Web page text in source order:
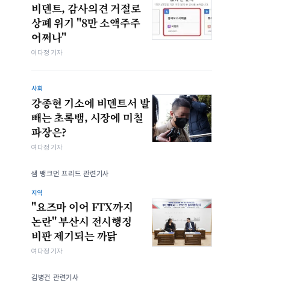
비덴트, 감사의견 거절로
상폐 위기 "8만 소액주주
어쩌나"
여다정 기자
사회
강종현 기소에 비덴트서 발
빼는 초록뱀, 시장에 미칠
파장은?
여다정 기자
샘 뱅크먼 프리드 관련기사
지역
"요즈마 이어 FTX까지
논란" 부산시 전시행정
비판 제기되는 까닭
여다정 기자
김병건 관련기사